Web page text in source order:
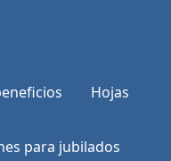
Hojas
para jubilados